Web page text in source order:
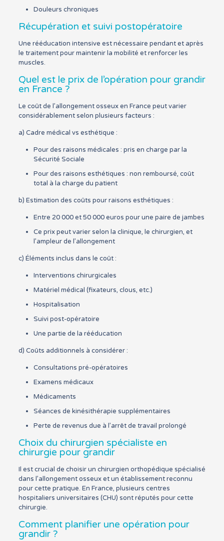
Douleurs chroniques
Récupération et suivi postopératoire
Une rééducation intensive est nécessaire pendant et après
le traitement pour maintenir la mobilité et renforcer les
muscles.
Quel est le prix de l’opération pour grandir
en France ?
Le coût de l’allongement osseux en France peut varier
considérablement selon plusieurs facteurs :
a) Cadre médical vs esthétique :
Pour des raisons médicales : pris en charge par la
Sécurité Sociale
Pour des raisons esthétiques : non remboursé, coût
total à la charge du patient
b) Estimation des coûts pour raisons esthétiques :
Entre 20 000 et 50 000 euros pour une paire de jambes
Ce prix peut varier selon la clinique, le chirurgien, et
l’ampleur de l’allongement
c) Éléments inclus dans le coût :
Interventions chirurgicales
Matériel médical (fixateurs, clous, etc.)
Hospitalisation
Suivi post-opératoire
Une partie de la rééducation
d) Coûts additionnels à considérer :
Consultations pré-opératoires
Examens médicaux
Médicaments
Séances de kinésithérapie supplémentaires
Perte de revenus due à l’arrêt de travail prolongé
Choix du chirurgien spécialiste en
chirurgie pour grandir
Il est crucial de choisir un chirurgien orthopédique spécialisé
dans l’allongement osseux et un établissement reconnu
pour cette pratique. En France, plusieurs centres
hospitaliers universitaires (CHU) sont réputés pour cette
chirurgie.
Comment planifier une opération pour
grandir ?